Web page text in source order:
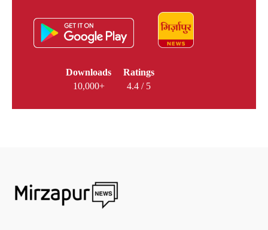
Downloads
10,000+
Ratings
4.4 / 5